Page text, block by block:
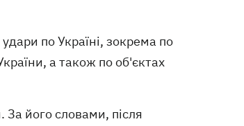
по Україні, зокрема по
а також по об'єктах
За його словами, після